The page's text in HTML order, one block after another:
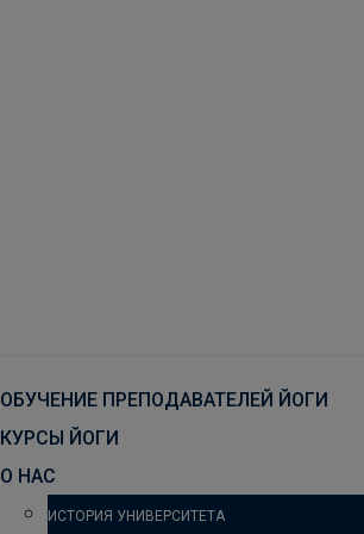
ОБУЧЕНИЕ ПРЕПОДАВАТЕЛЕЙ ЙОГИ
КУРСЫ ЙОГИ
О НАС
ИСТОРИЯ УНИВЕРСИТЕТА